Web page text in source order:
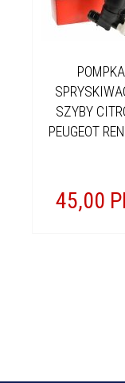
POMPKA
SZYBY
PEUGEOT
45,00